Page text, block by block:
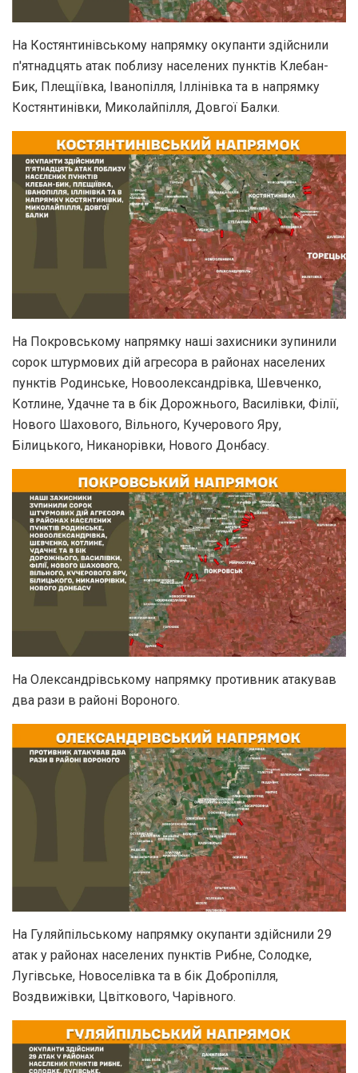
На Костянтинівському напрямку окупанти здійснили
п'ятнадцять атак поблизу населених пунктів Клебан-
Бик, Плещіївка, Іванопілля, Іллінівка та в напрямку
Костянтинівки, Миколайпілля, Довгої Балки.
На Покровському напрямку наші захисники зупинили
сорок штурмових дій агресора в районах населених
пунктів Родинське, Новоолександрівка, Шевченко,
Котлине, Удачне та в бік Дорожнього, Василівки, Філії,
Нового Шахового, Вільного, Кучерового Яру,
Білицького, Никанорівки, Нового Донбасу.
На Олександрівському напрямку противник атакував
два рази в районі Вороного.
На Гуляйпільському напрямку окупанти здійснили 29
атак у районах населених пунктів Рибне, Солодке,
Лугівське, Новоселівка та в бік Добропілля,
Воздвижівки, Цвіткового, Чарівного.